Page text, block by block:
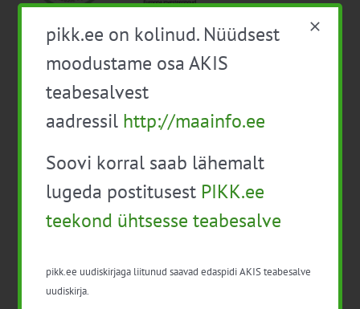
Lisa kalendrisse
Facebook LinkedInEmail
Toiduhügieen ja -ohutus,
algaste
Maheköögiviljakasvatuse
pikk.ee on kolinud. Nüüdsest
moodustame osa AKIS
teabesalvest
aadressil http://maainfo.ee
Soovi korral saab lähemalt
lugeda postitusest PIKK.ee
teekond ühtsesse teabesalve
pikk.ee uudiskirjaga liitunud saavad edaspidi AKIS teabesalve
uudiskirja.